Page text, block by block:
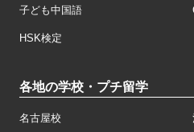
子ども中国語
HSK検定
各地の学校・プチ留学
名古屋校